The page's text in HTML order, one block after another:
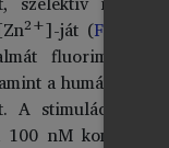
2+]-ját (
a humán
A stimulációt
nM